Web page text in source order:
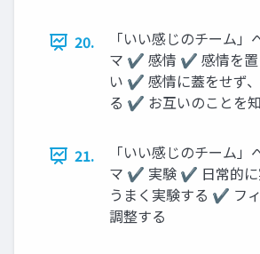
20.
「いい感じのチーム」
マ ✔ 感情 ✔ 感情を置
い ✔ 感情に蓋をせず
る ✔ お互いのことを
21.
「いい感じのチーム」
マ ✔ 実験 ✔ 日常的
うまく実験する ✔ フ
調整する